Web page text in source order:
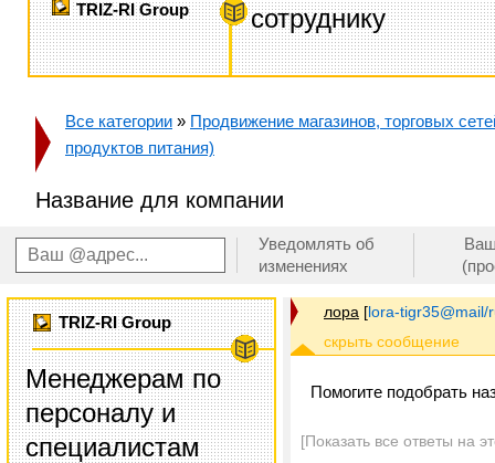
TRIZ-RI Group
сотруднику
Все категории » Продвижение магазинов, торговых
продуктов питания)
Название для компании
Уведомлять об
изменениях
TRIZ-RI Group
Менеджерам по
персоналу и
специалистам
лора [lora-tigr35@mail/
Помогите подобрать
[Показать все ответы на